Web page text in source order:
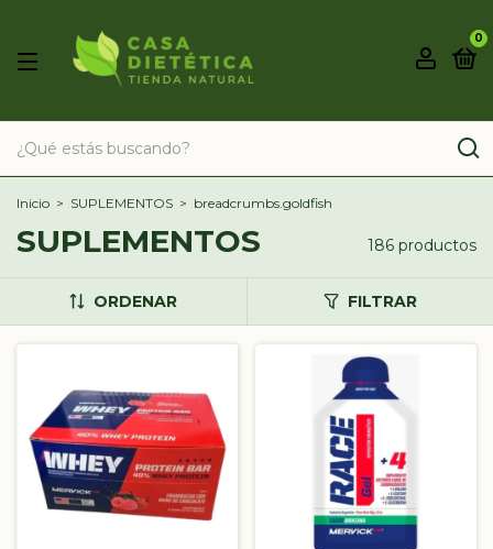
0
Inicio > SUPLEMENTOS > breadcrumbs.goldfish
SUPLEMENTOS 186 productos
ORDENAR FILTRAR